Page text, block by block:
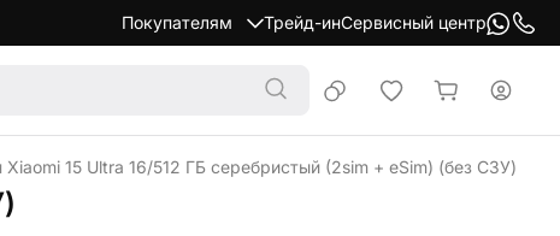
Покупателям Трейд-инСервисный центр
15 Ultra 16/512 ГБ серебристый (2sim + eSim) (без СЗУ)